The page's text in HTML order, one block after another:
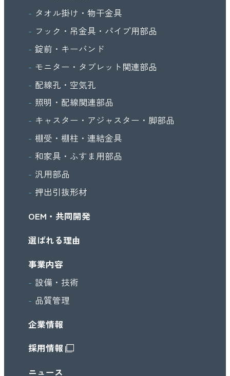
タオル掛け・物干金具
フック・吊金具・パイプ用部品
錠前・キーバンド
モニター・タブレット関連部品
配線孔・空気孔
照明・配線関連部品
キャスター・アジャスター・脚部品
棚受・棚柱・連結金具
和家具・ふすま用部品
汎用部品
押出引抜形材
OEM・共同開発
選ばれる理由
事業内容
設備・技術
品質管理
企業情報
採用情報
ニュース